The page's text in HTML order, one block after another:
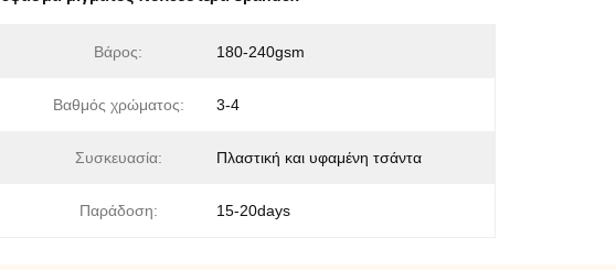
Βάρος: 180-240gsm
Βαθμός χρώματος: 3-4
Συσκευασία: Πλαστική και υφαμένη τσάντα
Παράδοση: 15-20days